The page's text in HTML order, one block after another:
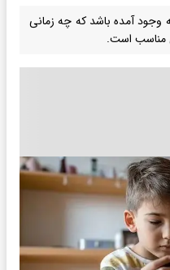
وجود آمده باشد که چه زمانی
مناسب است.